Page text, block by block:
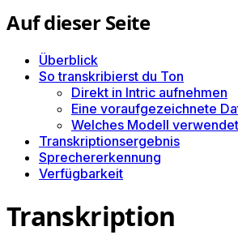
Auf dieser Seite
Überblick
So transkribierst du Ton
Direkt in Intric aufnehmen
Eine voraufgezeichnete
Welches Modell
Transkriptionsergebnis
Sprechererkennung
Verfügbarkeit
Transkription